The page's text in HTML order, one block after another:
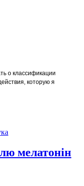
о классификации
которую я
мелатонін